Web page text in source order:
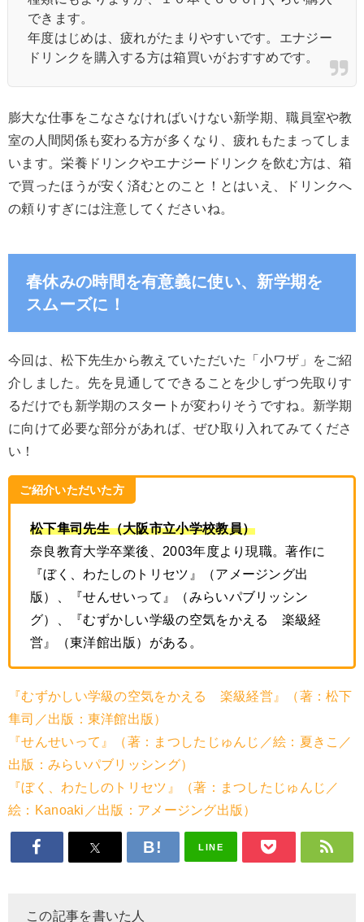
できます。
年度はじめは、疲れがたまりやすいです。エナジー
ドリンクを購入する方は箱買いがおすすめです。
膨大な仕事をこなさなければいけない新学期、職員室や教
室の人間関係も変わる方が多くなり、疲れもたまってしま
います。栄養ドリンクやエナジードリンクを飲む方は、箱
で買ったほうが安く済むとのこと！とはいえ、ドリンクへ
の頼りすぎには注意してくださいね。
春休みの時間を有意義に使い、新学期を
スムーズに！
今回は、松下先生から教えていただいた「小ワザ」をご紹
介しました。先を見通してできることを少しずつ先取りす
るだけでも新学期のスタートが変わりそうですね。新学期
に向けて必要な部分があれば、ぜひ取り入れてみてくださ
い！
ご紹介いただいた方
松下隼司先生（大阪市立小学校教員）
奈良教育大学卒業後、2003年度より現職。著作に
『ぼく、わたしのトリセツ』（アメージング出
版）、『せんせいって』（みらいパブリッシン
グ）、『むずかしい学級の空気をかえる 楽級経
営』（東洋館出版）がある。
『むずかしい学級の空気をかえる 楽級経営』（著：松下
隼司／出版：東洋館出版）
『せんせいって』（著：まつしたじゅんじ／絵：夏きこ／
出版：みらいパブリッシング）
『ぼく、わたしのトリセツ』（著：まつしたじゅんじ／
絵：Kanoaki／出版：アメージング出版）
LINE
この記事を書いた人